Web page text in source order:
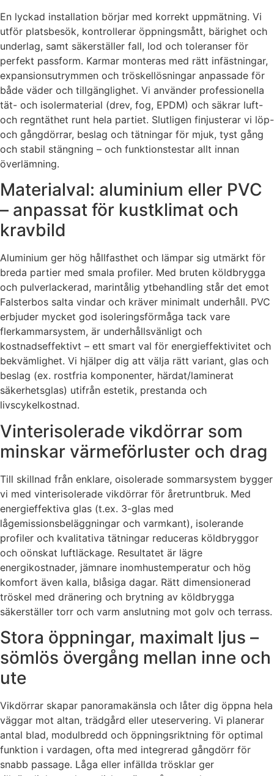
En lyckad installation börjar med korrekt uppmätning. Vi
utför platsbesök, kontrollerar öppningsmått, bärighet och
underlag, samt säkerställer fall, lod och toleranser för
perfekt passform. Karmar monteras med rätt infästningar,
expansionsutrymmen och tröskellösningar anpassade för
både väder och tillgänglighet. Vi använder professionella
tät- och isolermaterial (drev, fog, EPDM) och säkrar luft-
och regntäthet runt hela partiet. Slutligen finjusterar vi löp-
och gångdörrar, beslag och tätningar för mjuk, tyst gång
och stabil stängning – och funktionstestar allt innan
överlämning.
Materialval: aluminium eller PVC
– anpassat för kustklimat och
kravbild
Aluminium ger hög hållfasthet och lämpar sig utmärkt för
breda partier med smala profiler. Med bruten köldbrygga
och pulverlackerad, marintålig ytbehandling står det emot
Falsterbos salta vindar och kräver minimalt underhåll. PVC
erbjuder mycket god isoleringsförmåga tack vare
flerkammarsystem, är underhållsvänligt och
kostnadseffektivt – ett smart val för energieffektivitet och
bekvämlighet. Vi hjälper dig att välja rätt variant, glas och
beslag (ex. rostfria komponenter, härdat/laminerat
säkerhetsglas) utifrån estetik, prestanda och
livscykelkostnad.
Vinterisolerade vikdörrar som
minskar värmeförluster och drag
Till skillnad från enklare, oisolerade sommarsystem bygger
vi med vinterisolerade vikdörrar för åretruntbruk. Med
energieffektiva glas (t.ex. 3-glas med
lågemissionsbeläggningar och varmkant), isolerande
profiler och kvalitativa tätningar reduceras köldbryggor
och oönskat luftläckage. Resultatet är lägre
energikostnader, jämnare inomhustemperatur och hög
komfort även kalla, blåsiga dagar. Rätt dimensionerad
tröskel med dränering och brytning av köldbrygga
säkerställer torr och varm anslutning mot golv och terrass.
Stora öppningar, maximalt ljus –
sömlös övergång mellan inne och
ute
Vikdörrar skapar panoramakänsla och låter dig öppna hela
väggar mot altan, trädgård eller uteservering. Vi planerar
antal blad, modulbredd och öppningsriktning för optimal
funktion i vardagen, ofta med integrerad gångdörr för
snabb passage. Låga eller infällda trösklar ger